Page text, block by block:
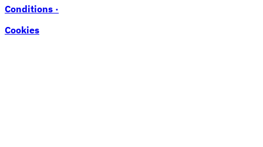
Conditions ·
Cookies